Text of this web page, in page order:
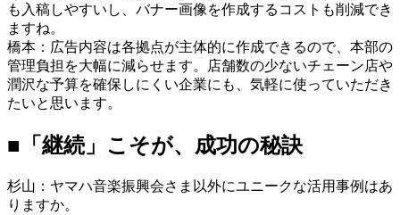
も入稿しやすいし、バナー画像を作成するコストも削減でき
ますね。
橋本：広告内容は各拠点が主体的に作成できるので、本部の
管理負担を大幅に減らせます。店舗数の少ないチェーン店や
潤沢な予算を確保しにくい企業にも、気軽に使っていただき
たいと思います。
■「継続」こそが、成功の秘訣
杉山：ヤマハ音楽振興会さま以外にユニークな活用事例はあ
りますか。